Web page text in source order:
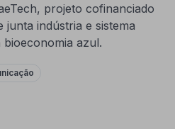
projeto cofinanciado
junta indústria e sistema
azul.